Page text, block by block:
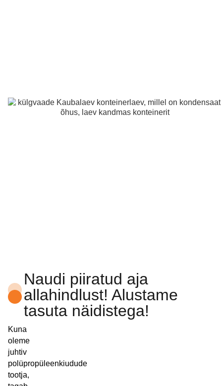
Naudi piiratud aja
allahindlust! Alustame
tasuta näidistega!
Kuna
oleme
juhtiv
polüpropüleenkiudude
tootja,